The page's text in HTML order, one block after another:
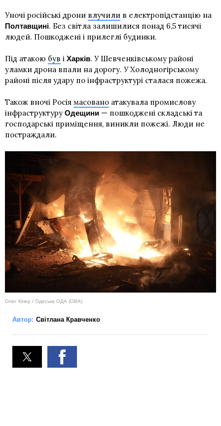
Уночі російські дрони влучили в електропідстанцію на
Полтавщині. Без світла залишилися понад 6,5 тисячі
людей. Пошкоджені і прилеглі будинки.
Під атакою був і Харків. У Шевченківському районі
уламки дрона впали на дорогу. У Холодногірському
районі після удару по інфраструктурі сталася пожежа.
Також вночі Росія масовано атакувала промислову
інфраструктуру Одещини — пошкоджені складські та
господарські приміщення, виникли пожежі. Люди не
постраждали.
Олег Кіпер / Одеська ОДА (ОВА)
Автор: Світлана Кравченко